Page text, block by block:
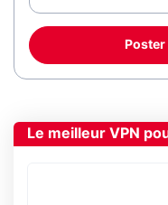
Le meilleur VPN